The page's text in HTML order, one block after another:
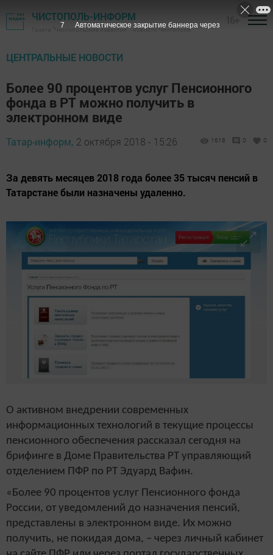
ЧИСТОПОЛЬ-ИНФОРМ
Газета "Чистопольские известия" - новости Чистополя
ЦЕНТРАЛЬНЫЕ НОВОСТИ
Более 90 процентов услуг Пенсионного
фонда в РТ можно получить в
электронном виде
Татар-информ, 2 октября 2018 - 15:26 1618 0 0
За девять месяцев 2018 года более 35 тысяч пенсий в
Татарстане были назначены удаленно.
О активном внедрении современных
информационных технологий в текущие процессы
пенсионного обеспечения рассказал сегодня на
брифинге в Доме Правительства РТ управляющий
отделением ПФР по РТ Эдуард Вафин.
«Более 90 процентов услуг Пенсионного фонда
России, от уведомлений до назначения пенсий,
представлены в электронном виде. Их можно
получить, не покидая дома, – через личный кабинет
6 Автоматическое закрытие баннера через